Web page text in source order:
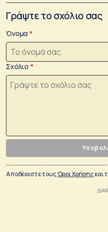
Γράψτε το σχόλιο σας
Όνομα
Σχόλιο
Αποδέχεστε τουςΌροι Χρήσηςκαι